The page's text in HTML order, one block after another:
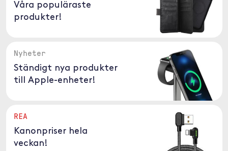
Våra populäraste
produkter!
Nyheter
Ständigt nya produkter
till Apple-enheter!
REA
Kanonpriser hela
veckan!